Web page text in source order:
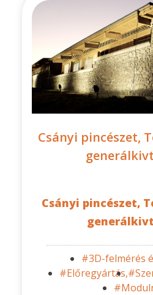
Csányi pincészet,
Csányi pincészet,
#3D-felmérés
#Előregyártás,